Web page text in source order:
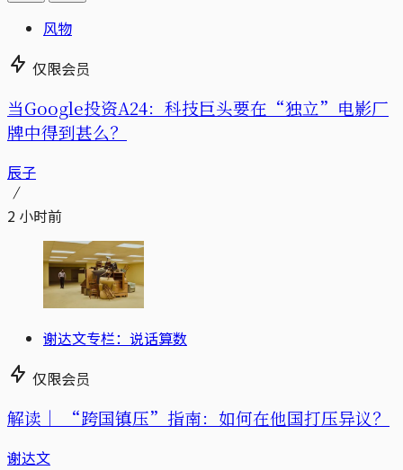
风物
仅限会员
当Google投资A24：科技巨头要在“独立”电影厂
牌中得到甚么？
辰子
2 小时前
谢达文专栏：说话算数
仅限会员
解读｜ “跨国镇压”指南：如何在他国打压异议？
谢达文